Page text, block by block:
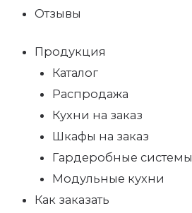
Отзывы
Продукция
Каталог
Распродажа
Кухни на заказ
Шкафы на заказ
Гардеробные системы
Модульные кухни
Как заказать